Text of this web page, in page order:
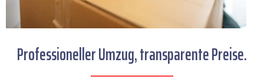
Professioneller Umzug, transparente Preise.